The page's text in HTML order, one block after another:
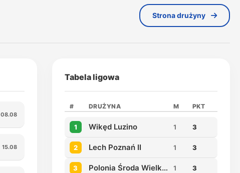
Strona drużyny
08.08
15.08
Tabela ligowa
# DRUŻYNA M PKT
1 Wikęd Luzino 1 3
2 Lech Poznań II 1 3
3 Polonia Środa Wielkopolska 1 3